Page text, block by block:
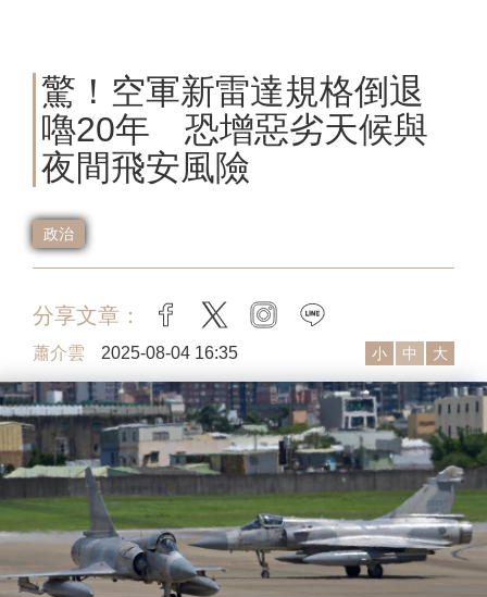
驚！空軍新雷達規格倒退
嚕20年 恐增惡劣天候與
夜間飛安風險
政治
分享文章： facebook
twitter instagram
蕭介雲 2025-08-04 16:35 小 中 大